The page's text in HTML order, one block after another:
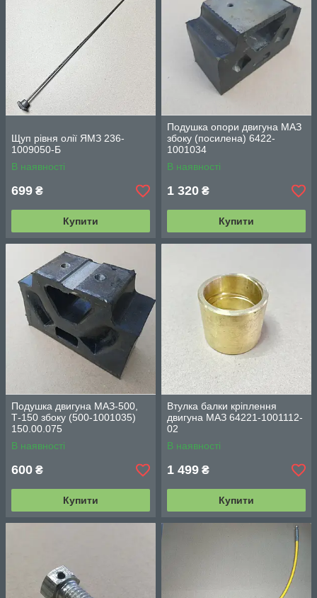
Щуп рівня олії ЯМЗ 236-
1009050-Б
В наявності
699 ₴
Купити
Подушка опори двигуна МАЗ
збоку (посилена) 6422-
1001034
В наявності
1 320 ₴
Купити
Подушка двигуна МАЗ-500,
Т-150 збоку (500-1001035)
150.00.075
В наявності
600 ₴
Купити
Втулка балки кріплення
двигуна МАЗ 64221-1001112-
02
В наявності
1 499 ₴
Купити